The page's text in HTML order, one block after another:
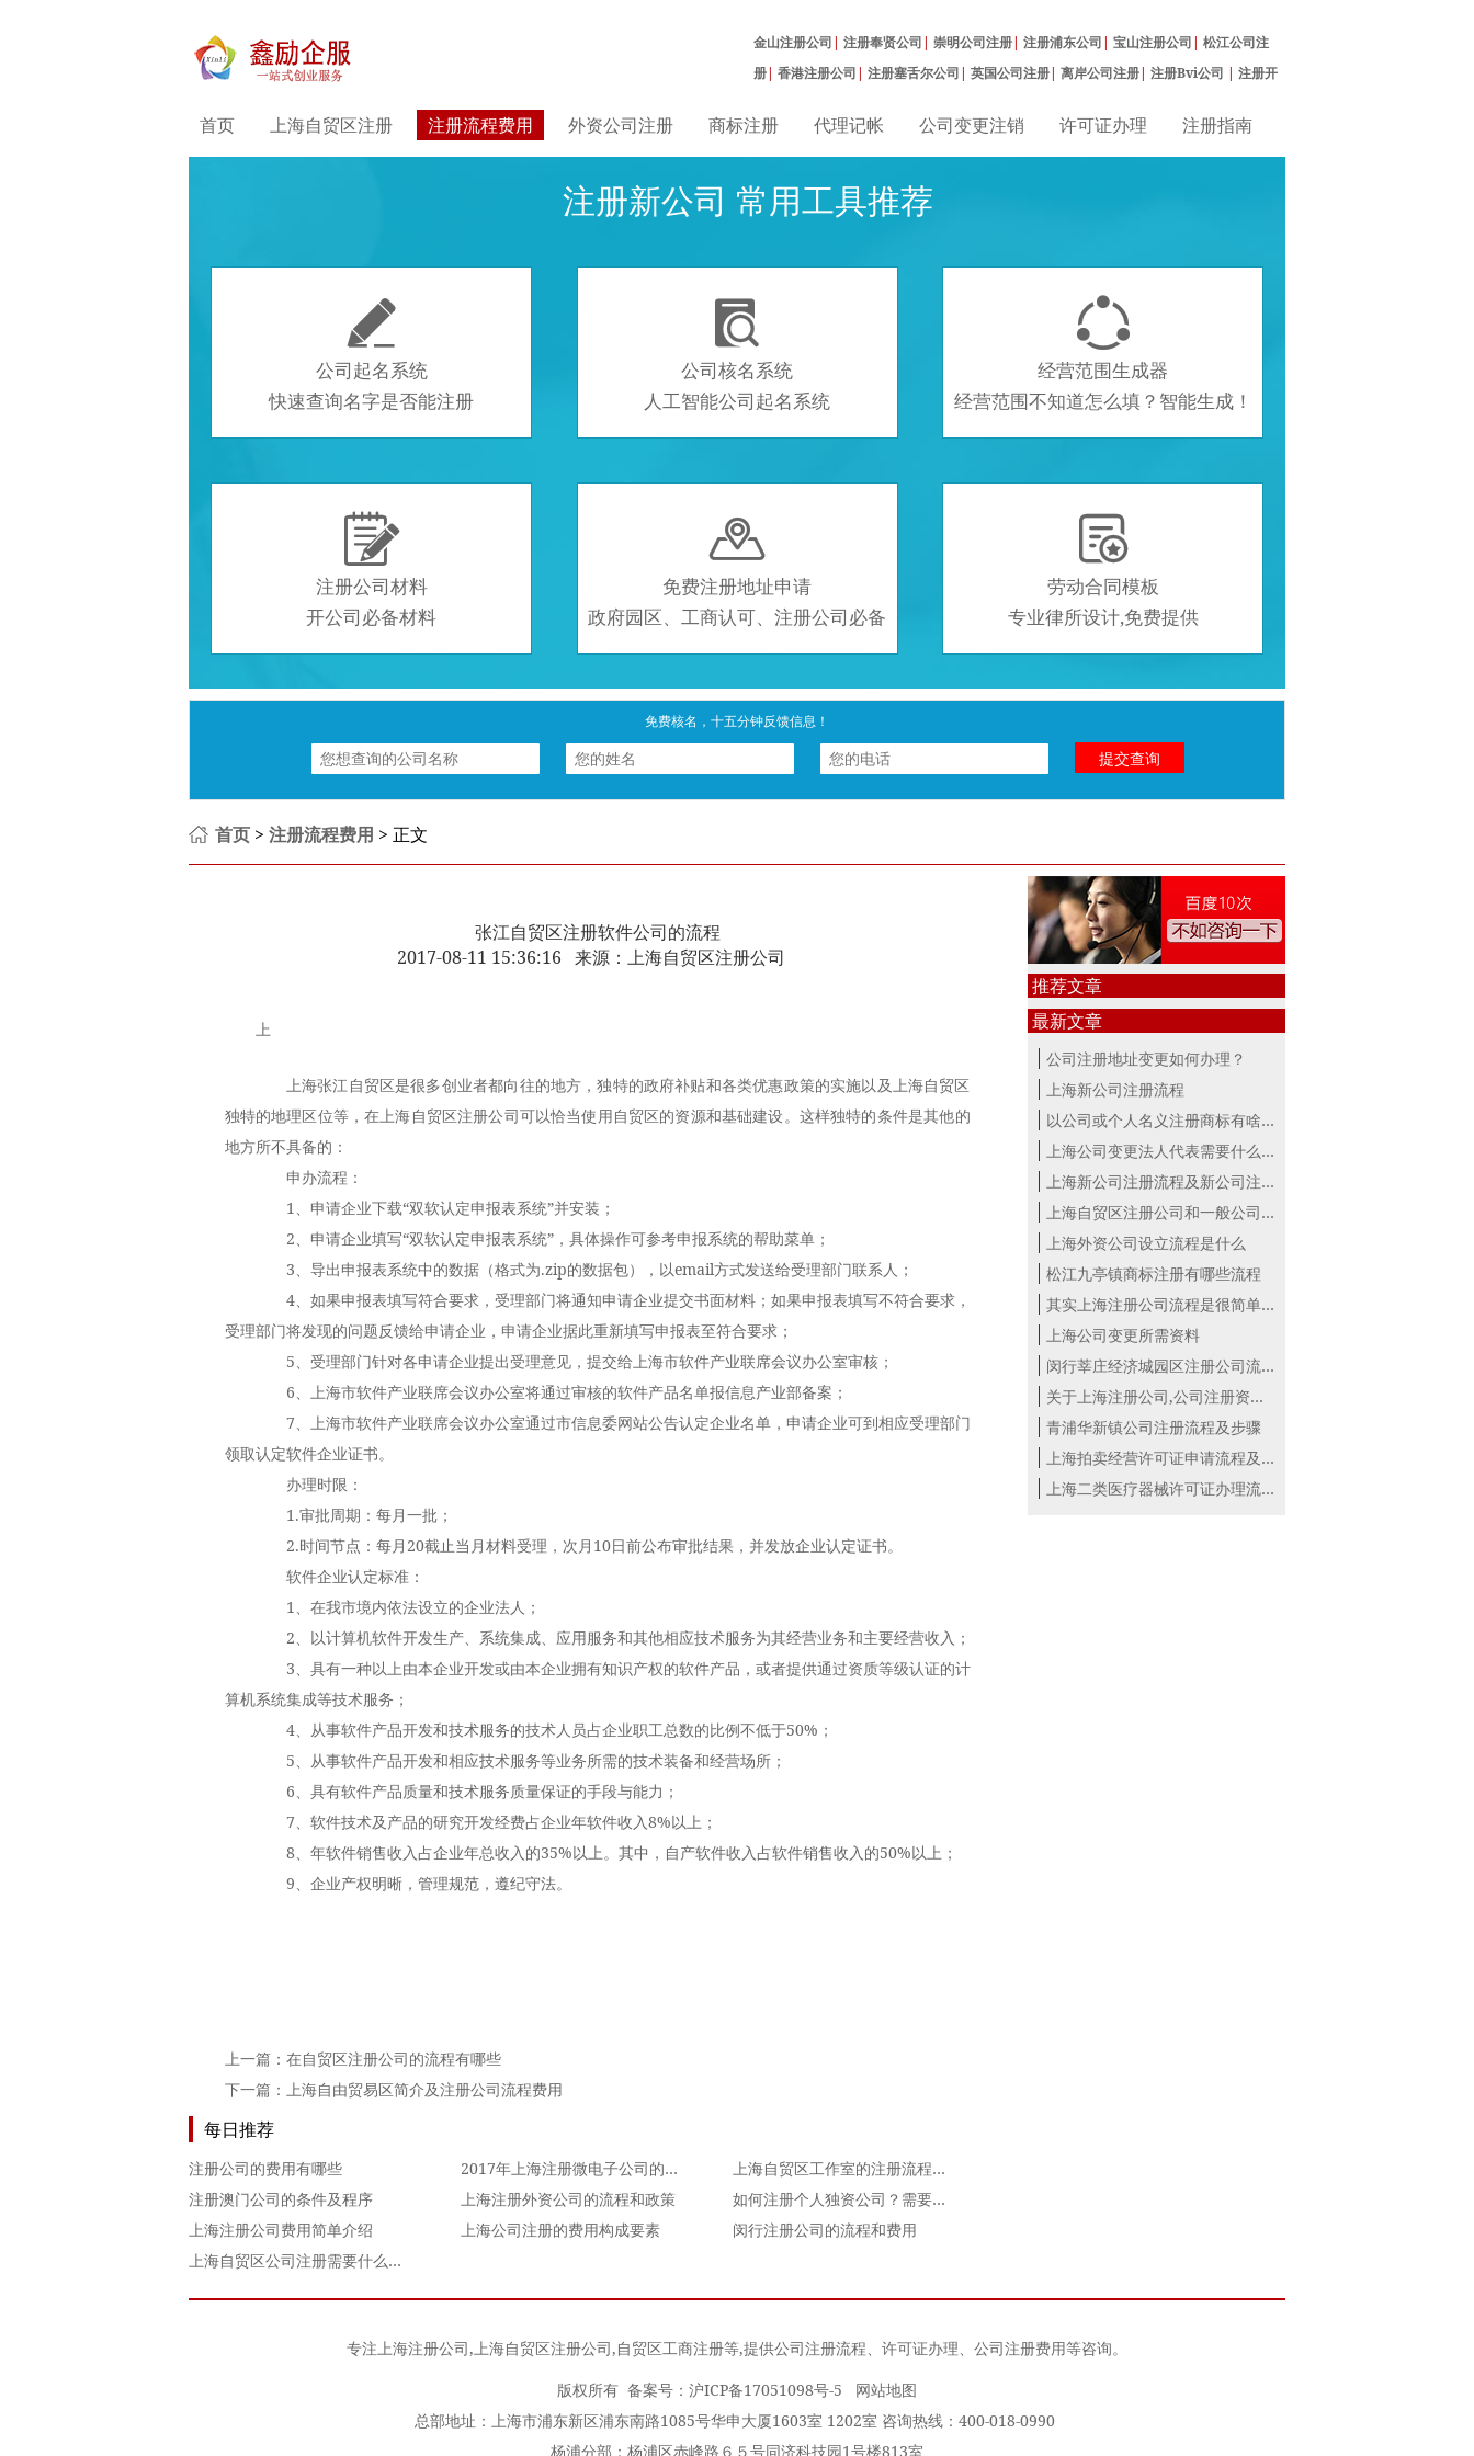
金山注册公司 | 注册奉贤公司 | 崇明公司注册| 注册浦东公司 | 宝山注册公司 | 松江公司注
册| 香港注册公司 | 注册塞舌尔公司 | 英国公司注册| 离岸公司注册| 注册Bvi公司 | 注册开
首页 上海自贸区注册 注册流程费用 外资公司注册 商标注册 代理记帐 公司变更注销 许可证办理 注册指南
注册新公司 常用工具推荐

公司起名系统
快速查询名字是否能注册

公司核名系统
人工智能公司起名系统

经营范围生成器
经营范围不知道怎么填？智能生成！

注册公司材料
开公司必备材料

免费注册地址申请
政府园区、工商认可、注册公司必备

劳动合同模板
专业律所设计,免费提供
免费核名，十五分钟反馈信息！
首页 > 注册流程费用 > 正文
张江自贸区注册软件公司的流程
2017-08-11 15:36:16 来源：上海自贸区注册公司
上
上海张江自贸区是很多创业者都向往的地方，独特的政府补贴和各类优惠政策的实施以及上海自贸区
独特的地理区位等，在上海自贸区注册公司可以恰当使用自贸区的资源和基础建设。这样独特的条件是其他的
地方所不具备的：
申办流程：
1、申请企业下载“双软认定申报表系统”并安装；
2、申请企业填写“双软认定申报表系统”，具体操作可参考申报系统的帮助菜单；
3、导出申报表系统中的数据（格式为.zip的数据包），以email方式发送给受理部门联系人；
4、如果申报表填写符合要求，受理部门将通知申请企业提交书面材料；如果申报表填写不符合要求，
受理部门将发现的问题反馈给申请企业，申请企业据此重新填写申报表至符合要求；
5、受理部门针对各申请企业提出受理意见，提交给上海市软件产业联席会议办公室审核；
6、上海市软件产业联席会议办公室将通过审核的软件产品名单报信息产业部备案；
7、上海市软件产业联席会议办公室通过市信息委网站公告认定企业名单，申请企业可到相应受理部门
领取认定软件企业证书。
办理时限：
1.审批周期：每月一批；
2.时间节点：每月20截止当月材料受理，次月10日前公布审批结果，并发放企业认定证书。
软件企业认定标准：
1、在我市境内依法设立的企业法人；
2、以计算机软件开发生产、系统集成、应用服务和其他相应技术服务为其经营业务和主要经营收入；
3、具有一种以上由本企业开发或由本企业拥有知识产权的软件产品，或者提供通过资质等级认证的计
算机系统集成等技术服务；
4、从事软件产品开发和技术服务的技术人员占企业职工总数的比例不低于50%；
5、从事软件产品开发和相应技术服务等业务所需的技术装备和经营场所；
6、具有软件产品质量和技术服务质量保证的手段与能力；
7、软件技术及产品的研究开发经费占企业年软件收入8%以上；
8、年软件销售收入占企业年总收入的35%以上。其中，自产软件收入占软件销售收入的50%以上；
9、企业产权明晰，管理规范，遵纪守法。
上一篇： 在自贸区注册公司的流程有哪些
下一篇： 上海自由贸易区简介及注册公司流程费用
每日推荐
注册公司的费用有哪些 2017年上海注册微电子公司的要求及流程
上海自贸区工作室的注册流程与费用
注册澳门公司的条件及程序
上海注册外资公司的流程和政策
如何注册个人独资公司？需要哪些流程？
上海注册公司费用简单介绍
上海公司注册的费用构成要素
闵行注册公司的流程和费用
上海自贸区公司注册需要什么条件？
推荐文章
最新文章
公司注册地址变更如何办理？
上海新公司注册流程
以公司或个人名义注册商标有啥区别？...
上海公司变更法人代表需要什么手续
上海新公司注册流程及新公司注册费用
上海自贸区注册公司和一般公司注册有...
上海外资公司设立流程是什么
松江九亭镇商标注册有哪些流程
其实上海注册公司流程是很简单的！
上海公司变更所需资料
闵行莘庄经济城园区注册公司流程
关于上海注册公司,公司注册资本详解！
青浦华新镇公司注册流程及步骤
上海拍卖经营许可证申请流程及材料
上海二类医疗器械许可证办理流程
专注上海注册公司,上海自贸区注册公司,自贸区工商注册等,提供公司注册流程、许可证办理、公司注册费用等咨询。
版权所有 备案号： 沪ICP备17051098号-5
网站地图
总部地址：上海市浦东新区浦东南路1085号华申大厦1603室 1202室 咨询热线：400-018-0990
杨浦分部：杨浦区赤峰路６５号同济科技园1号楼813室